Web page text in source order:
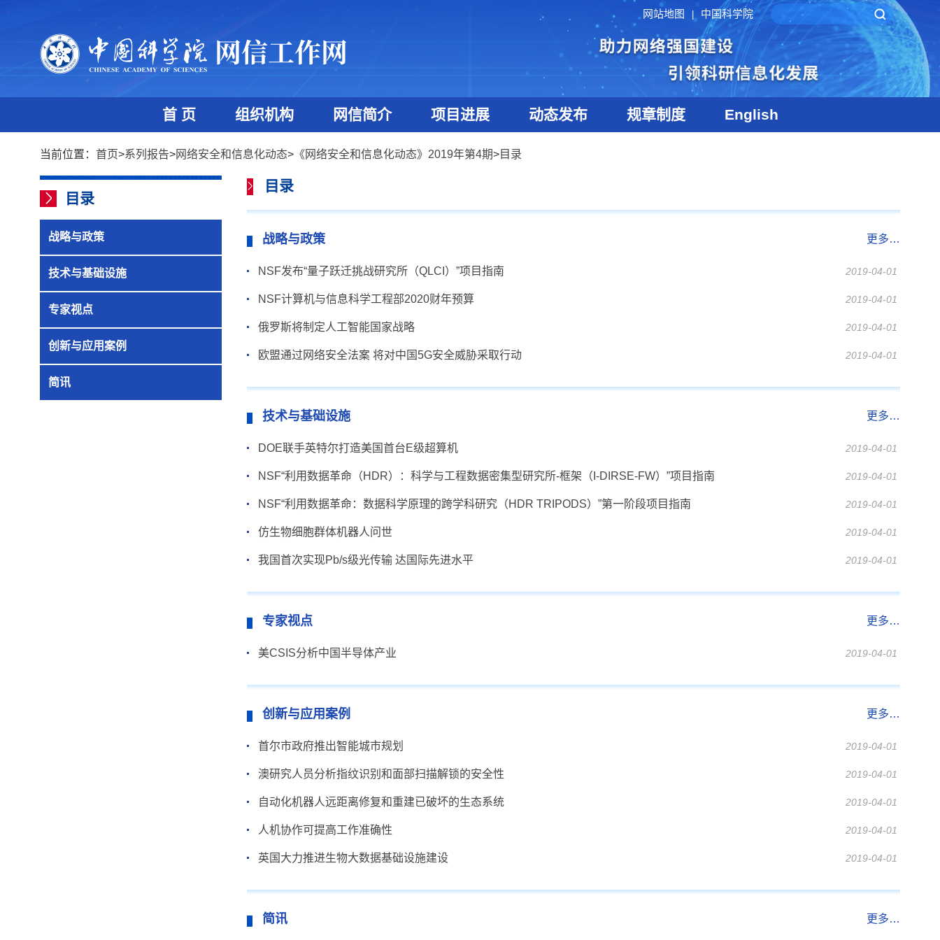
网站地图 中国科学院
首 页 组织机构 网信简介 项目进展 动态发布 规章制度 English
当前位置： 首页>系列报告>网络安全和信息化动态> 《网络安全和信息化动态》2019年第4期>目录
目录
战略与政策
技术与基础设施
专家视点
创新与应用案例
简讯
目录
战略与政策 更多…
NSF发布“量子跃迁挑战研究所（QLCI）”项目指南 2019-04-01
NSF计算机与信息科学工程部2020财年预算 2019-04-01
俄罗斯将制定人工智能国家战略 2019-04-01
欧盟通过网络安全法案 将对中国5G安全威胁采取行动 2019-04-01
技术与基础设施 更多…
DOE联手英特尔打造美国首台E级超算机 2019-04-01
NSF“利用数据革命（HDR）：科学与工程数据密集型研究所-框架（I-DIRSE-FW）”项目指南 2019-04-01
NSF“利用数据革命：数据科学原理的跨学科研究（HDR TRIPODS）”第一阶段项目指南 2019-04-01
仿生物细胞群体机器人问世 2019-04-01
我国首次实现Pb/s级光传输 达国际先进水平 2019-04-01
专家视点 更多…
美CSIS分析中国半导体产业 2019-04-01
创新与应用案例 更多…
首尔市政府推出智能城市规划 2019-04-01
澳研究人员分析指纹识别和面部扫描解锁的安全性 2019-04-01
自动化机器人远距离修复和重建已破坏的生态系统 2019-04-01
人机协作可提高工作准确性 2019-04-01
英国大力推进生物大数据基础设施建设 2019-04-01
简讯 更多…